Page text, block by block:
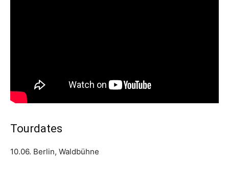
Tourdates
10.06. Berlin, Waldbühne